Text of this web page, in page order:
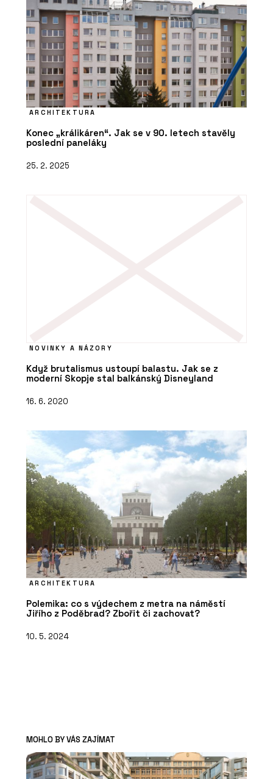
ARCHITEKTURA
Konec „králikáren“. Jak se v 90. letech stavěly
poslední paneláky
25. 2. 2025
NOVINKY A NÁZORY
Když brutalismus ustoupí balastu. Jak se z
moderní Skopje stal balkánský Disneyland
16. 6. 2020
ARCHITEKTURA
Polemika: co s výdechem z metra na náměstí
Jiřího z Poděbrad? Zbořit či zachovat?
10. 5. 2024
MOHLO BY VÁS ZAJÍMAT